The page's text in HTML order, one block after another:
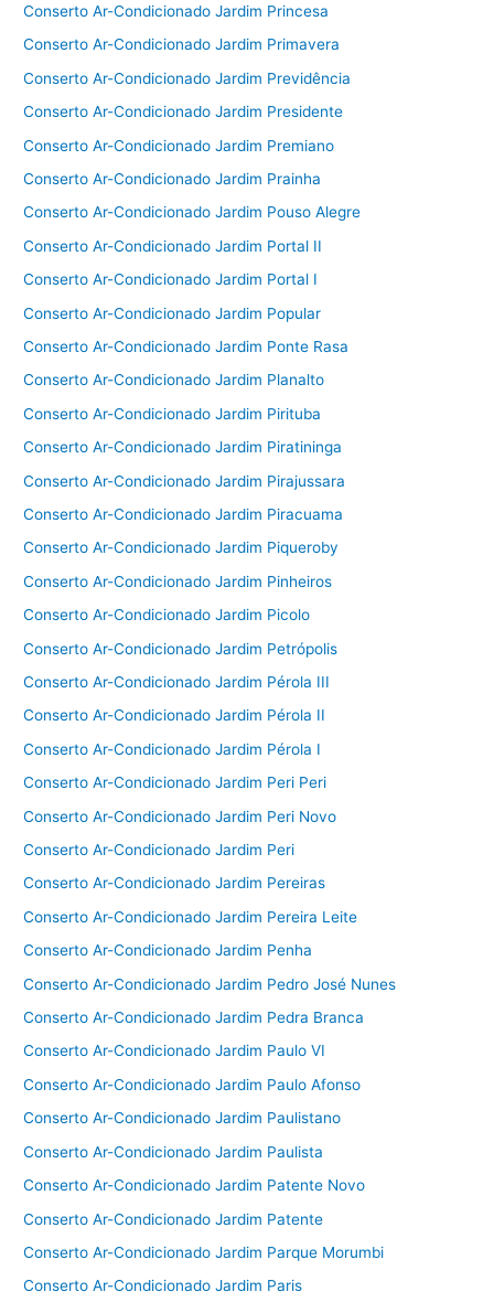
Conserto Ar-Condicionado Jardim Princesa
Conserto Ar-Condicionado Jardim Primavera
Conserto Ar-Condicionado Jardim Previdência
Conserto Ar-Condicionado Jardim Presidente
Conserto Ar-Condicionado Jardim Premiano
Conserto Ar-Condicionado Jardim Prainha
Conserto Ar-Condicionado Jardim Pouso Alegre
Conserto Ar-Condicionado Jardim Portal II
Conserto Ar-Condicionado Jardim Portal I
Conserto Ar-Condicionado Jardim Popular
Conserto Ar-Condicionado Jardim Ponte Rasa
Conserto Ar-Condicionado Jardim Planalto
Conserto Ar-Condicionado Jardim Pirituba
Conserto Ar-Condicionado Jardim Piratininga
Conserto Ar-Condicionado Jardim Pirajussara
Conserto Ar-Condicionado Jardim Piracuama
Conserto Ar-Condicionado Jardim Piqueroby
Conserto Ar-Condicionado Jardim Pinheiros
Conserto Ar-Condicionado Jardim Picolo
Conserto Ar-Condicionado Jardim Petrópolis
Conserto Ar-Condicionado Jardim Pérola III
Conserto Ar-Condicionado Jardim Pérola II
Conserto Ar-Condicionado Jardim Pérola I
Conserto Ar-Condicionado Jardim Peri Peri
Conserto Ar-Condicionado Jardim Peri Novo
Conserto Ar-Condicionado Jardim Peri
Conserto Ar-Condicionado Jardim Pereiras
Conserto Ar-Condicionado Jardim Pereira Leite
Conserto Ar-Condicionado Jardim Penha
Conserto Ar-Condicionado Jardim Pedro José Nunes
Conserto Ar-Condicionado Jardim Pedra Branca
Conserto Ar-Condicionado Jardim Paulo VI
Conserto Ar-Condicionado Jardim Paulo Afonso
Conserto Ar-Condicionado Jardim Paulistano
Conserto Ar-Condicionado Jardim Paulista
Conserto Ar-Condicionado Jardim Patente Novo
Conserto Ar-Condicionado Jardim Patente
Conserto Ar-Condicionado Jardim Parque Morumbi
Conserto Ar-Condicionado Jardim Paris